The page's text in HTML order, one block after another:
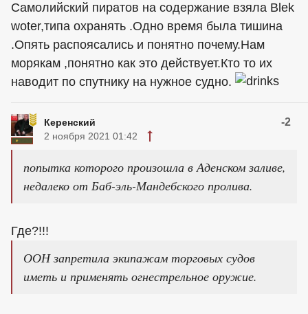
Самолийский пиратов на содержание взяла Blek
woter,типа охранять .Одно время была тишина
.Опять распоясались и понятно почему.Нам
морякам ,понятно как это действует.Кто то их
наводит по спутнику на нужное судно.
Керенский -2
2 ноября 2021 01:42
попытка которого произошла в Аденском заливе,
недалеко от Баб-эль-Мандебского пролива.
Где?!!!
ООН запретила экипажам торговых судов
иметь и применять огнестрельное оружие.